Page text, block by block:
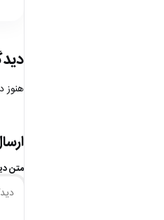
هنوز
متن